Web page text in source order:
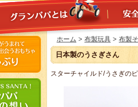
ホーム > 布製玩具 > 布製
日本製のうさぎさん
スターチャイルド/うさぎの